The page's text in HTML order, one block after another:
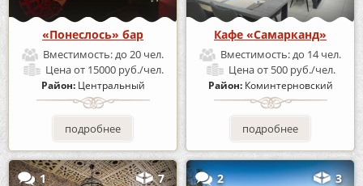
«Понеслось» бар
Вместимость:до 20 чел.
Ценаот 15000 руб./чел.
Район: Центральный
подробнее
Кафе «Самарканд»
Вместимость:до 14 чел.
Ценаот 500 руб./чел.
Район: Коминтерновский
подробнее
1 7 2 3